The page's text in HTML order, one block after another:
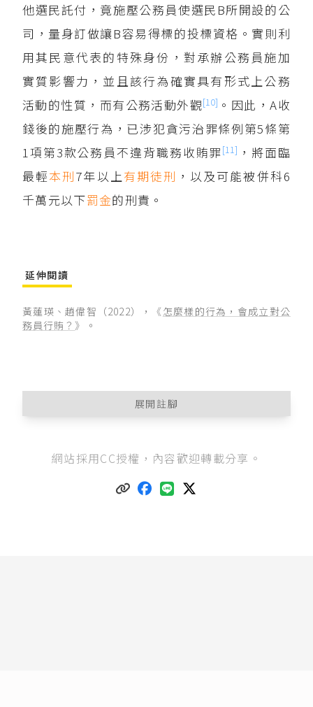
他選民託付，竟施壓公務員使選民B所開設的公
司，量身訂做讓B容易得標的投標資格。實則利
用其民意代表的特殊身份，對承辦公務員施加
實質影響力，並且該行為確實具有形式上公務
活動的性質，而有公務活動外觀[10] 。因此，A收
錢後的施壓行為，已涉犯貪污治罪條例第5條第
1項第3款公務員不違背職務收賄罪[11] ，將面臨
最輕本刑7年以上有期徒刑 ，以及可能被併科6
千萬元以下罰金的刑責。
延伸閱讀
黃蓮瑛、趙偉智（2022），《怎麼樣的行為，會成立對公
務員行賄？》。
展開註腳
一者，處七年以上有期徒刑，得併科新臺幣六千
求、期約或收受賄賂或其他不正利益者。」
網站採用CC授權，內容歡迎轉載分享。